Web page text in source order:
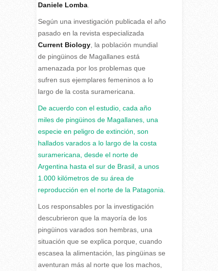
Daniele Lomba.
Según una investigación publicada el año
pasado en la revista especializada
Current Biology, la población mundial
de pingüinos de Magallanes está
amenazada por los problemas que
sufren sus ejemplares femeninos a lo
largo de la costa suramericana.
De acuerdo con el estudio, cada año
miles de pingüinos de Magallanes, una
especie en peligro de extinción, son
hallados varados a lo largo de la costa
suramericana, desde el norte de
Argentina hasta el sur de Brasil, a unos
1.000 kilómetros de su área de
reproducción en el norte de la Patagonia.
Los responsables por la investigación
descubrieron que la mayoría de los
pingüinos varados son hembras, una
situación que se explica porque, cuando
escasea la alimentación, las pingüinas se
aventuran más al norte que los machos,